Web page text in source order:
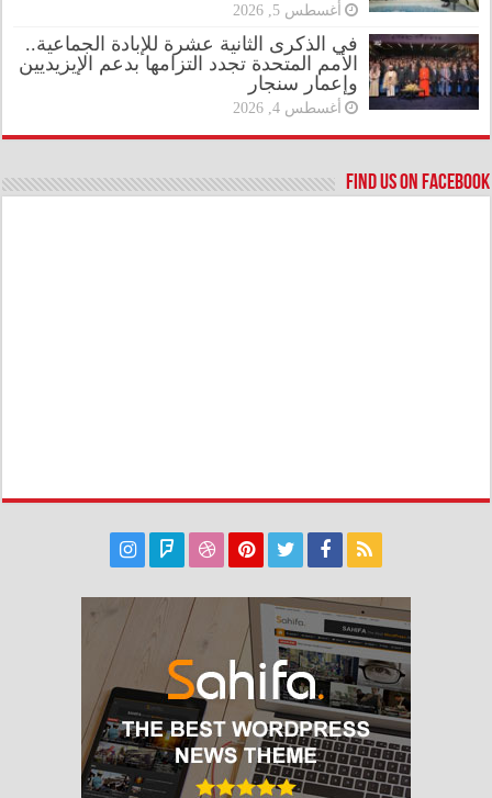
أغسطس 5, 2026
في الذكرى الثانية عشرة للإبادة الجماعية..
الأمم المتحدة تجدد التزامها بدعم الإيزيديين
وإعمار سنجار
أغسطس 4, 2026
Find us on Facebook